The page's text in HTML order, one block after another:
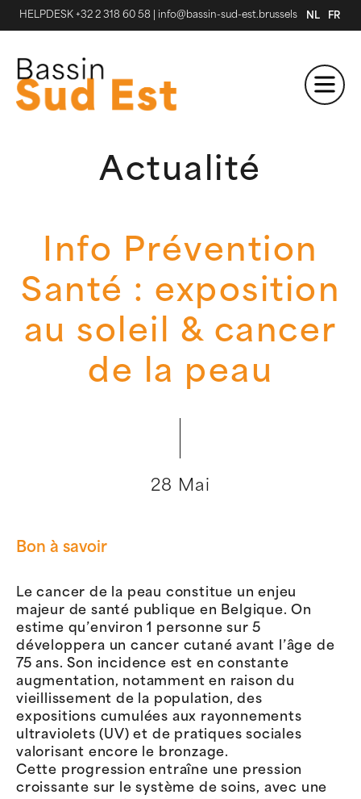
HELPDESK +32 2 318 60 58 info@bassin-sud-est.brussels NL FR
Actualité
Info Prévention
Santé : exposition
au soleil & cancer
de la peau
28 Mai
Bon à savoir
Le cancer de la peau constitue un enjeu
majeur de santé publique en Belgique. On
estime qu’environ 1 personne sur 5
développera un cancer cutané avant l’âge de
75 ans. Son incidence est en constante
augmentation, notamment en raison du
vieillissement de la population, des
expositions cumulées aux rayonnements
ultraviolets (UV) et de pratiques sociales
valorisant encore le bronzage.
Cette progression entraîne une pression
croissante sur le système de soins, avec une